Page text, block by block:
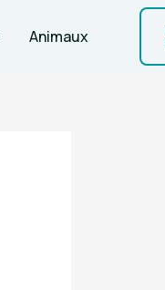
Animaux